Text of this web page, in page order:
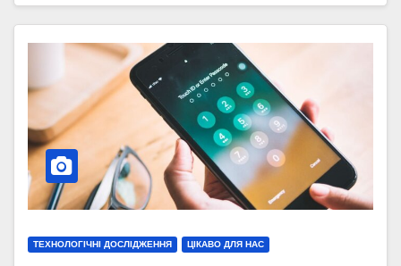
ТЕХНОЛОГІЧНІ ДОСЛІДЖЕННЯ ЦІКАВО ДЛЯ НАС